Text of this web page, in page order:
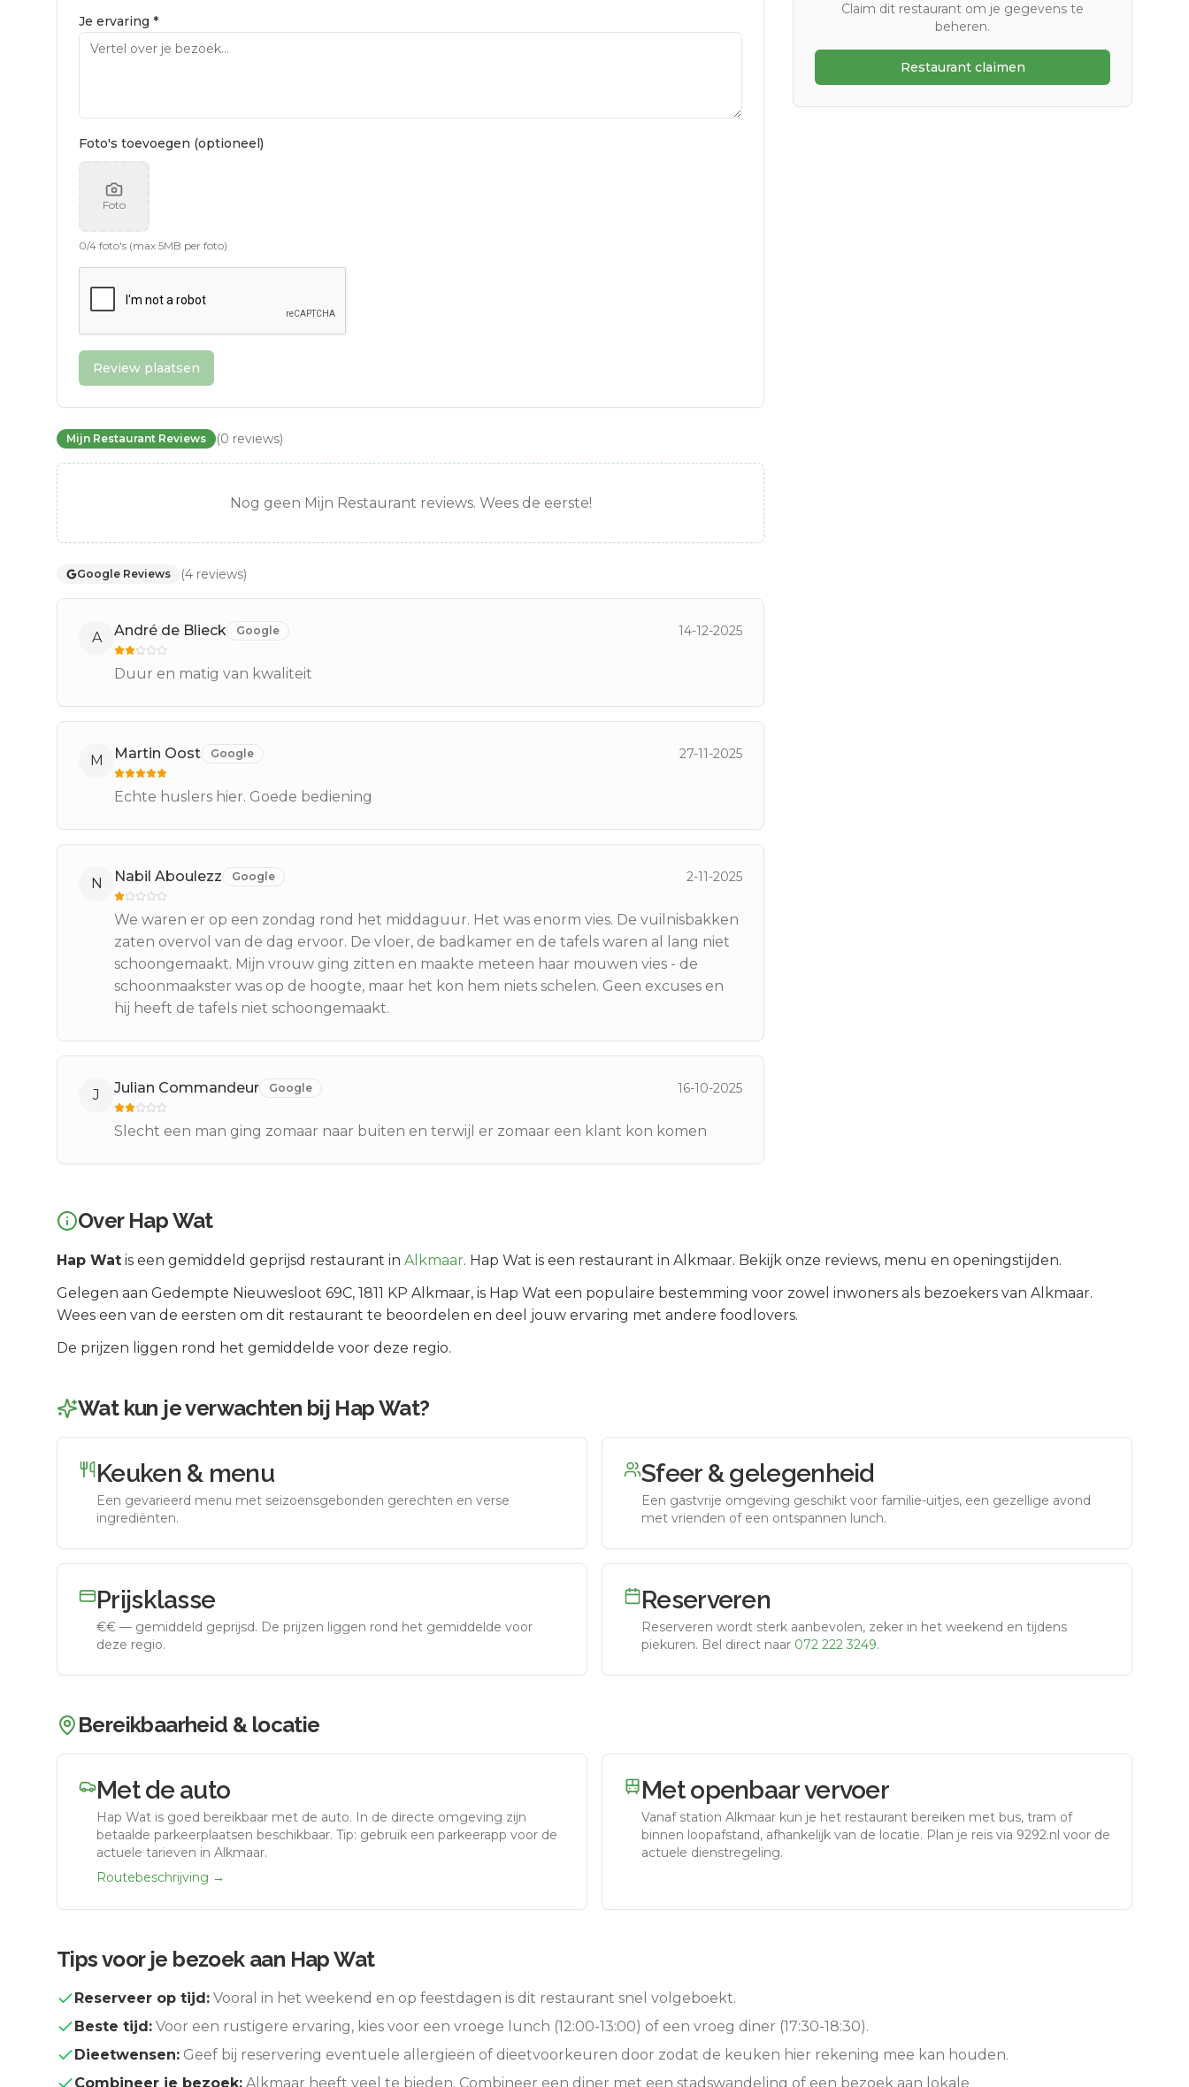
Je ervaring *
Foto's toevoegen (optioneel)
Foto
0/4 foto's (max 5MB per foto)
Review plaatsen
Mijn Restaurant Reviews (0 reviews)
Nog geen Mijn Restaurant reviews. Wees de eerste!
Google Reviews (4 reviews)
A André de Blieck Google 14-12-2025
Duur en matig van kwaliteit
M Martin Oost Google 27-11-2025
Echte huslers hier. Goede bediening
N Nabil Aboulezz Google 2-11-2025
We waren er op een zondag rond het middaguur. Het was enorm vies. De vuilnisbakken
zaten overvol van de dag ervoor. De vloer, de badkamer en de tafels waren al lang niet
schoongemaakt. Mijn vrouw ging zitten en maakte meteen haar mouwen vies - de
schoonmaakster was op de hoogte, maar het kon hem niets schelen. Geen excuses en
hij heeft de tafels niet schoongemaakt.
J Julian Commandeur Google 16-10-2025
Slecht een man ging zomaar naar buiten en terwijl er zomaar een klant kon komen
Claim dit restaurant om je gegevens te
beheren.
Restaurant claimen
Over Hap Wat
Hap Wat is een gemiddeld geprijsd restaurant in Alkmaar. Hap Wat is een restaurant in Alkmaar. Bekijk onze reviews, menu en openingstijden.
Gelegen aan Gedempte Nieuwesloot 69C, 1811 KP Alkmaar, is Hap Wat een populaire bestemming voor zowel inwoners als bezoekers van Alkmaar.
Wees een van de eersten om dit restaurant te beoordelen en deel jouw ervaring met andere foodlovers.
De prijzen liggen rond het gemiddelde voor deze regio.
Wat kun je verwachten bij Hap Wat?
Keuken & menu
Een gevarieerd menu met seizoensgebonden gerechten en verse
ingrediënten.
Sfeer & gelegenheid
Een gastvrije omgeving geschikt voor familie-uitjes, een gezellige avond
met vrienden of een ontspannen lunch.
Prijsklasse
€€ — gemiddeld geprijsd. De prijzen liggen rond het gemiddelde voor
deze regio.
Reserveren
Reserveren wordt sterk aanbevolen, zeker in het weekend en tijdens
piekuren. Bel direct naar 072 222 3249.
Bereikbaarheid & locatie
Met de auto
Hap Wat is goed bereikbaar met de auto. In de directe omgeving zijn
betaalde parkeerplaatsen beschikbaar. Tip: gebruik een parkeerapp voor de
actuele tarieven in Alkmaar.
Routebeschrijving →
Met openbaar vervoer
Vanaf station Alkmaar kun je het restaurant bereiken met bus, tram of
binnen loopafstand, afhankelijk van de locatie. Plan je reis via 9292.nl voor de
actuele dienstregeling.
Tips voor je bezoek aan Hap Wat
Reserveer op tijd: Vooral in het weekend en op feestdagen is dit restaurant snel volgeboekt.
Beste tijd: Voor een rustigere ervaring, kies voor een vroege lunch (12:00-13:00) of een vroeg diner (17:30-18:30).
Dieetwensen: Geef bij reservering eventuele allergieën of dieetvoorkeuren door zodat de keuken hier rekening mee kan houden.
Combineer je bezoek: Alkmaar heeft veel te bieden. Combineer een diner met een stadswandeling of een bezoek aan lokale